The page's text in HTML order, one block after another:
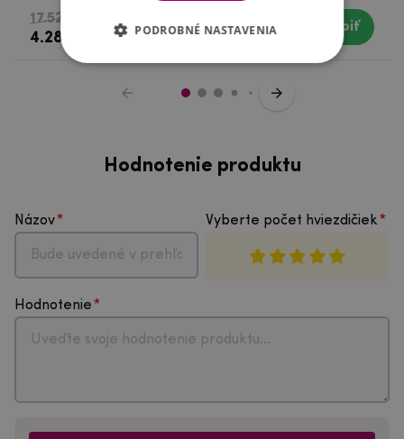
17.52 €
4.28 €
Skladom Kúpiť
Hodnotenie produktu
Názov Vyberte počet hviezdičiek
Hodnotenie
PODROBNÉ NASTAVENIA